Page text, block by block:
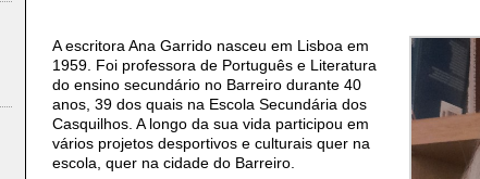
A escritora Ana Garrido nasceu em Lisboa em
1959. Foi professora de Português e Literatura
do ensino secundário no Barreiro durante 40
anos, 39 dos quais na Escola Secundária dos
Casquilhos. A longo da sua vida participou em
vários projetos desportivos e culturais quer na
escola, quer na cidade do Barreiro.